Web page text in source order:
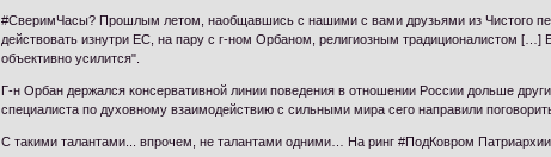
#СверимЧасы? Прошлым летом, наобщавшись с нашими с вами друзьями из Чистого
действовать изнутри ЕС, на пару с г-ном Орбаном, религиозным традиционалистом
объективно усилится".
Г-н Орбан держался консервативной линии поведения в отношении России дольше
специалиста по духовному взаимодействию с сильными мира сего направили
С такими талантами... впрочем, не талантами одними… На ринг #ПодКовром